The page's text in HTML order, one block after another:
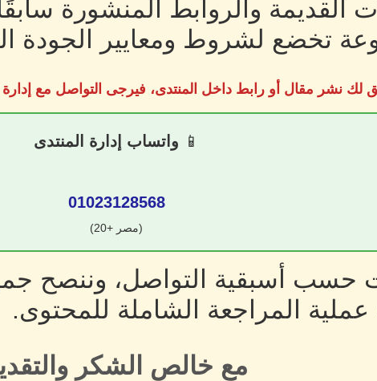
القديمة والروابط المنشورة
تخضع لشروط ومعايير الجودة
لك نشر مقال أو رابط داخل المنتدى، فيرجى التواصل مع
📱 واتساب إدارة المنتدى
01023128568
(مصر +20)
حسب أسبقية التواصل، وننصح
المراجعة الشاملة للمحتوى.
مع خالص الشكر